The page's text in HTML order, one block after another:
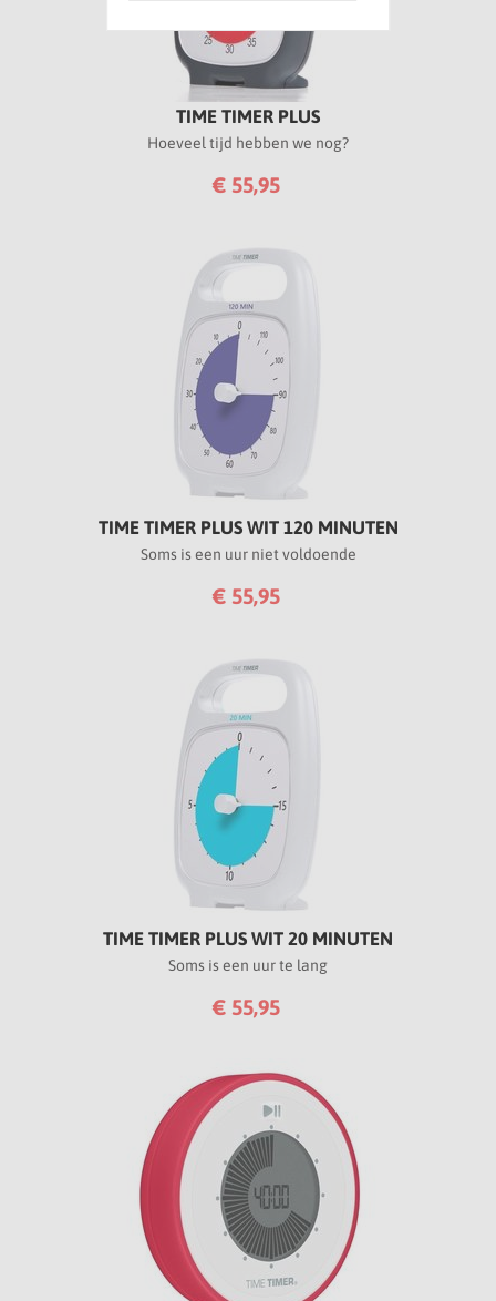
TIME TIMER PLUS
Hoeveel tijd hebben we nog?
€ 55,95
TIME TIMER PLUS WIT 120 MINUTEN
Soms is een uur niet voldoende
€ 55,95
TIME TIMER PLUS WIT 20 MINUTEN
Soms is een uur te lang
€ 55,95